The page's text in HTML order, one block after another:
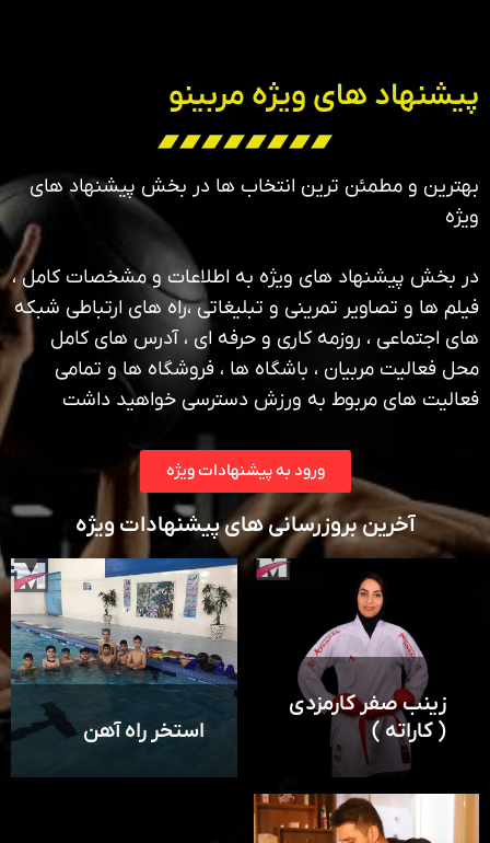
پیشنهاد های ویژه مربینو
بهترین و مطمئن ترین انتخاب ها در بخش پیشنهاد های
ویژه
در بخش پیشنهاد های ویژه به اطلاعات و مشخصات کامل ،
فیلم ها و تصاویر تمرینی و تبلیغاتی ،راه های ارتباطی شبکه
های اجتماعی ، روزمه کاری و حرفه ای ، آدرس های کامل
محل فعالیت مربیان ، باشگاه ها ، فروشگاه ها و تمامی
فعالیت های مربوط به ورزش دسترسی خواهید داشت
ورود به پیشنهادات ویژه
آخرین بروزرسانی های پیشنهادات ویژه
زینب صفر کارمزدی
( کاراته )
استخر راه آهن